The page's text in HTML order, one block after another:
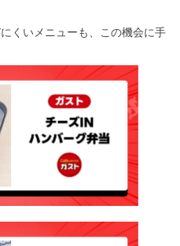
くいメニューも、この機会に手